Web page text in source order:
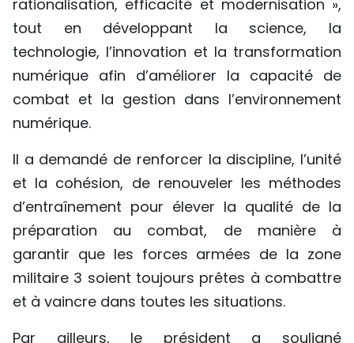
rationalisation, efficacité et modernisation »,
tout en développant la science, la
technologie, l’innovation et la transformation
numérique afin d’améliorer la capacité de
combat et la gestion dans l’environnement
numérique.
Il a demandé de renforcer la discipline, l’unité
et la cohésion, de renouveler les méthodes
d’entraînement pour élever la qualité de la
préparation au combat, de manière à
garantir que les forces armées de la zone
militaire 3 soient toujours prêtes à combattre
et à vaincre dans toutes les situations.
Par ailleurs, le président a souligné